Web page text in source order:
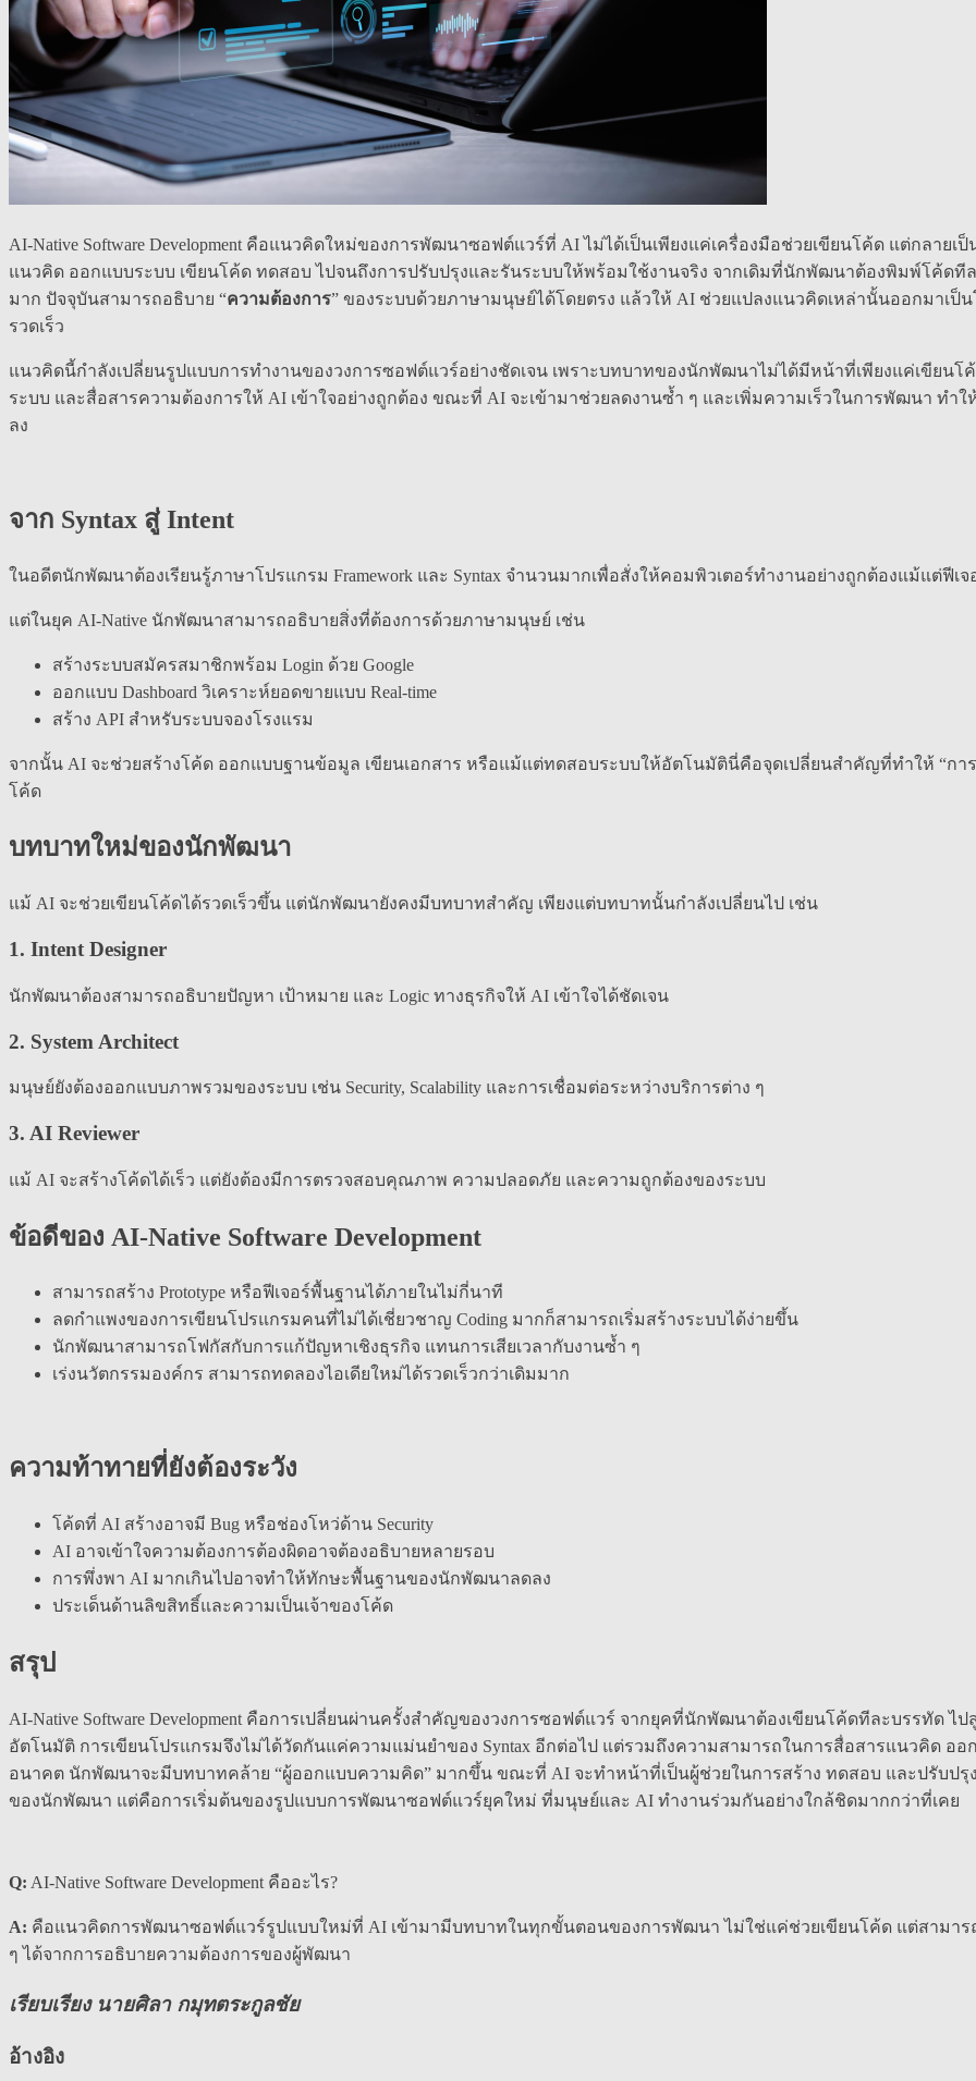
AI-Native Software Development คือแนวคิดใหม่ของการพัฒนาซอฟต์แวร์ที่ AI ไม่ได้เป็นเพียงแค่เครื่องมือช่วยเขียนโค้ด แต่กลา
แนวคิด ออกแบบระบบ เขียนโค้ด ทดสอบ ไปจนถึงการปรับปรุงและรันระบบให้พร้อมใช้งานจริง จากเดิมที่นักพัฒนาต้องพิมพ์โค้ดที
มาก ปัจจุบันสามารถอธิบาย “ความต้องการ” ของระบบด้วยภาษามนุษย์ได้โดยตรง แล้วให้ AI ช่วยแปลงแนวคิดเหล่านั้นออกมาเ
รวดเร็ว
แนวคิดนี้กำลังเปลี่ยนรูปแบบการทำงานของวงการซอฟต์แวร์อย่างชัดเจน เพราะบทบาทของนักพัฒนาไม่ได้มีหน้าที่เพียงแค่เขียน
ระบบ และสื่อสารความต้องการให้ AI เข้าใจอย่างถูกต้อง ขณะที่ AI จะเข้ามาช่วยลดงานซ้ำ ๆ และเพิ่มความเร็วในการพัฒนา ท
ลง
จาก Syntax สู่ Intent
ในอดีตนักพัฒนาต้องเรียนรู้ภาษาโปรแกรม Framework และ Syntax จำนวนมากเพื่อสั่งให้คอมพิวเตอร์ทำงานอย่างถูกต้องแม้แต่ฟี
แต่ในยุค AI-Native นักพัฒนาสามารถอธิบายสิ่งที่ต้องการด้วยภาษามนุษย์ เช่น
สร้างระบบสมัครสมาชิกพร้อม Login ด้วย Google
ออกแบบ Dashboard วิเคราะห์ยอดขายแบบ Real-time
สร้าง API สำหรับระบบจองโรงแรม
จากนั้น AI จะช่วยสร้างโค้ด ออกแบบฐานข้อมูล เขียนเอกสาร หรือแม้แต่ทดสอบระบบให้อัตโนมัตินี่คือจุดเปลี่ยนสำคัญที่ทำให้ “ก
โค้ด
บทบาทใหม่ของนักพัฒนา
แม้ AI จะช่วยเขียนโค้ดได้รวดเร็วขึ้น แต่นักพัฒนายังคงมีบทบาทสำคัญ เพียงแต่บทบาทนั้นกำลังเปลี่ยนไป เช่น
1. Intent Designer
นักพัฒนาต้องสามารถอธิบายปัญหา เป้าหมาย และ Logic ทางธุรกิจให้ AI เข้าใจได้ชัดเจน
2. System Architect
มนุษย์ยังต้องออกแบบภาพรวมของระบบ เช่น Security, Scalability และการเชื่อมต่อระหว่างบริการต่าง ๆ
3. AI Reviewer
แม้ AI จะสร้างโค้ดได้เร็ว แต่ยังต้องมีการตรวจสอบคุณภาพ ความปลอดภัย และความถูกต้องของระบบ
ข้อดีของ AI-Native Software Development
สามารถสร้าง Prototype หรือฟีเจอร์พื้นฐานได้ภายในไม่กี่นาที
ลดกำแพงของการเขียนโปรแกรมคนที่ไม่ได้เชี่ยวชาญ Coding มากก็สามารถเริ่มสร้างระบบได้ง่ายขึ้น
นักพัฒนาสามารถโฟกัสกับการแก้ปัญหาเชิงธุรกิจ แทนการเสียเวลากับงานซ้ำ ๆ
เร่งนวัตกรรมองค์กร สามารถทดลองไอเดียใหม่ได้รวดเร็วกว่าเดิมมาก
ความท้าทายที่ยังต้องระวัง
โค้ดที่ AI สร้างอาจมี Bug หรือช่องโหว่ด้าน Security
AI อาจเข้าใจความต้องการต้องผิดอาจต้องอธิบายหลายรอบ
การพึ่งพา AI มากเกินไปอาจทำให้ทักษะพื้นฐานของนักพัฒนาลดลง
ประเด็นด้านลิขสิทธิ์และความเป็นเจ้าของโค้ด
สรุป
AI-Native Software Development คือการเปลี่ยนผ่านครั้งสำคัญของวงการซอฟต์แวร์ จากยุคที่นักพัฒนาต้องเขียนโค้ดทีละบรรทัด ไ
อัตโนมัติ การเขียนโปรแกรมจึงไม่ได้วัดกันแค่ความแม่นยำของ Syntax อีกต่อไป แต่รวมถึงความสามารถในการสื่อสารแนวคิด ออ
อนาคต นักพัฒนาจะมีบทบาทคล้าย “ผู้ออกแบบความคิด” มากขึ้น ขณะที่ AI จะทำหน้าที่เป็นผู้ช่วยในการสร้าง ทดสอบ และปรับปรุงซ
ของนักพัฒนา แต่คือการเริ่มต้นของรูปแบบการพัฒนาซอฟต์แวร์ยุคใหม่ ที่มนุษย์และ AI ทำงานร่วมกันอย่างใกล้ชิดมากกว่าที่เคย
Q: AI-Native Software Development คืออะไร?
A: คือแนวคิดการพัฒนาซอฟต์แวร์รูปแบบใหม่ที่ AI เข้ามามีบทบาทในทุกขั้นตอนของการพัฒนา ไม่ใช่แค่ช่วยเขียนโค้ด แต่สามาร
ๆ ได้จากการอธิบายความต้องการของผู้พัฒนา
เรียบเรียง นายศิลา กมุทตระกูลชัย
อ้างอิง